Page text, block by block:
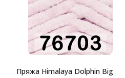
Пряжа Himalaya Dolphin Big